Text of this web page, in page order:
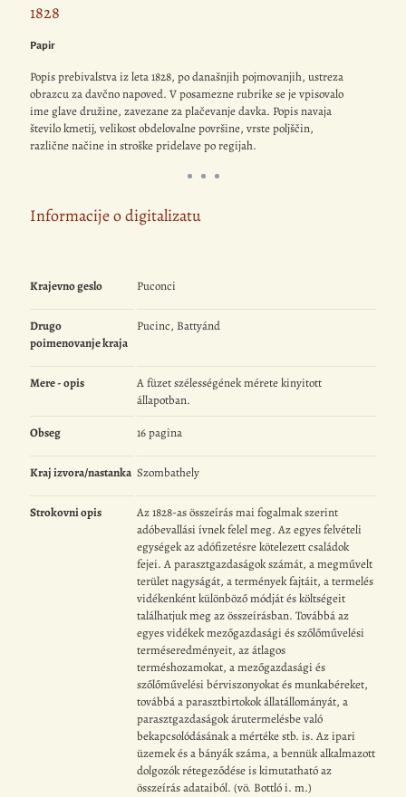
1828
Papir
Popis prebivalstva iz leta 1828, po današnjih pojmovanjih, ustreza
obrazcu za davčno napoved. V posamezne rubrike se je vpisovalo
ime glave družine, zavezane za plačevanje davka. Popis navaja
število kmetij, velikost obdelovalne površine, vrste poljščin,
različne načine in stroške pridelave po regijah.
Informacije o digitalizatu
Krajevno geslo Puconci
Drugo
poimenovanje kraja
Pucinc, Battyánd
Mere - opis
A füzet szélességének mérete kinyitott
állapotban.
Obseg 16 pagina
Kraj izvora/nastanka Szombathely
Strokovni opis
Az 1828-as összeírás mai fogalmak szerint
adóbevallási ívnek felel meg. Az egyes felvételi
egységek az adófizetésre kötelezett családok
fejei. A parasztgazdaságok számát, a megművelt
terület nagyságát, a termények fajtáit, a termelés
vidékenként különböző módját és költségeit
találhatjuk meg az összeírásban. Továbbá az
egyes vidékek mezőgazdasági és szőlőművelési
terméseredményeit, az átlagos
terméshozamokat, a mezőgazdasági és
szőlőművelési bérviszonyokat és munkabéreket,
továbbá a parasztbirtokok állatállományát, a
parasztgazdaságok árutermelésbe való
bekapcsolódásának a mértéke stb. is. Az ipari
üzemek és a bányák száma, a bennük alkalmazott
dolgozók rétegeződése is kimutatható az
összeírás adataiból. (vö. Bottló i. m.)